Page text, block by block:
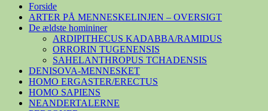
Forside
ARTER PÅ MENNESKELINJEN – OVERSIGT
De ældste homininer
ARDIPITHECUS KADABBA/RAMIDUS
ORRORIN TUGENENSIS
SAHELANTHROPUS TCHADENSIS
DENISOVA-MENNESKET
HOMO ERGASTER/ERECTUS
HOMO SAPIENS
NEANDERTALERNE